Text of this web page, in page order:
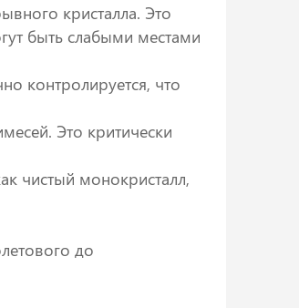
кристалла. Это
быть слабыми местами
контролируется, что
Это критически
чистый монокристалл,
до